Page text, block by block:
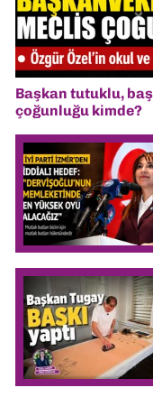
Başkan tutuklu,
çoğunluğu kimde?